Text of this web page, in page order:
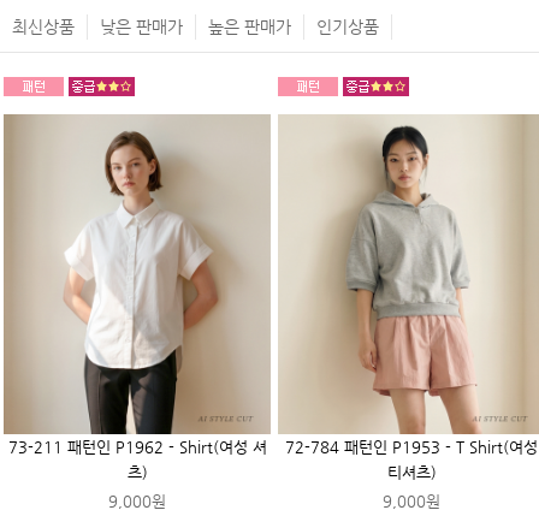
최신상품 낮은 판매가 높은 판매가 인기상품
73-211 패턴인 P1962 - Shirt(여성 셔
츠)
9,000원
72-784 패턴인 P1953 - T Shirt(여성
티셔츠)
9,000원